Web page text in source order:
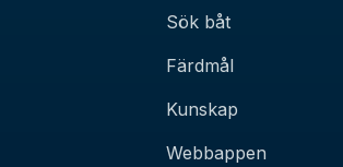
Sök båt
Färdmål
Kunskap
Webbappen